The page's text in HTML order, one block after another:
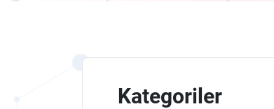
Kategoriler